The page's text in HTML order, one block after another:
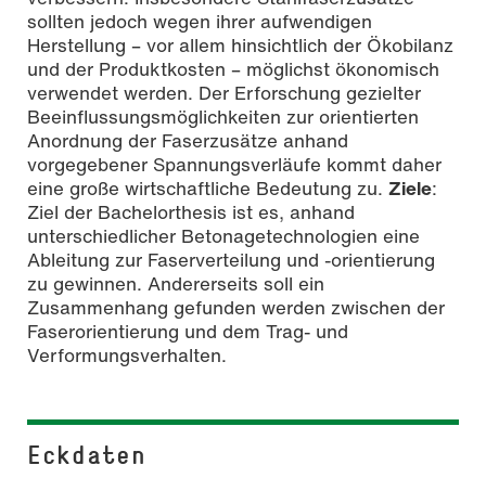
sollten jedoch wegen ihrer aufwendigen
Herstellung – vor allem hinsichtlich der Ökobilanz
und der Produktkosten – möglichst ökonomisch
verwendet werden. Der Erforschung gezielter
Beeinﬂussungsmöglichkeiten zur orientierten
Anordnung der Faserzusätze anhand
vorgegebener Spannungsverläufe kommt daher
eine große wirtschaftliche Bedeutung zu. Ziele:
Ziel der Bachelorthesis ist es, anhand
unterschiedlicher Betonagetechnologien eine
Ableitung zur Faserverteilung und -orientierung
zu gewinnen. Andererseits soll ein
Zusammenhang gefunden werden zwischen der
Faserorientierung und dem Trag-­ und
Verformungsverhalten.
Eckdaten